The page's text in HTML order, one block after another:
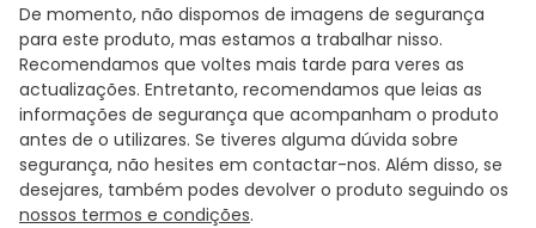
De momento, não dispomos de imagens de segurança
para este produto, mas estamos a trabalhar nisso.
Recomendamos que voltes mais tarde para veres as
actualizações. Entretanto, recomendamos que leias as
informações de segurança que acompanham o produto
antes de o utilizares. Se tiveres alguma dúvida sobre
segurança, não hesites em contactar-nos. Além disso, se
desejares, também podes devolver o produto seguindo os
nossos termos e condições.